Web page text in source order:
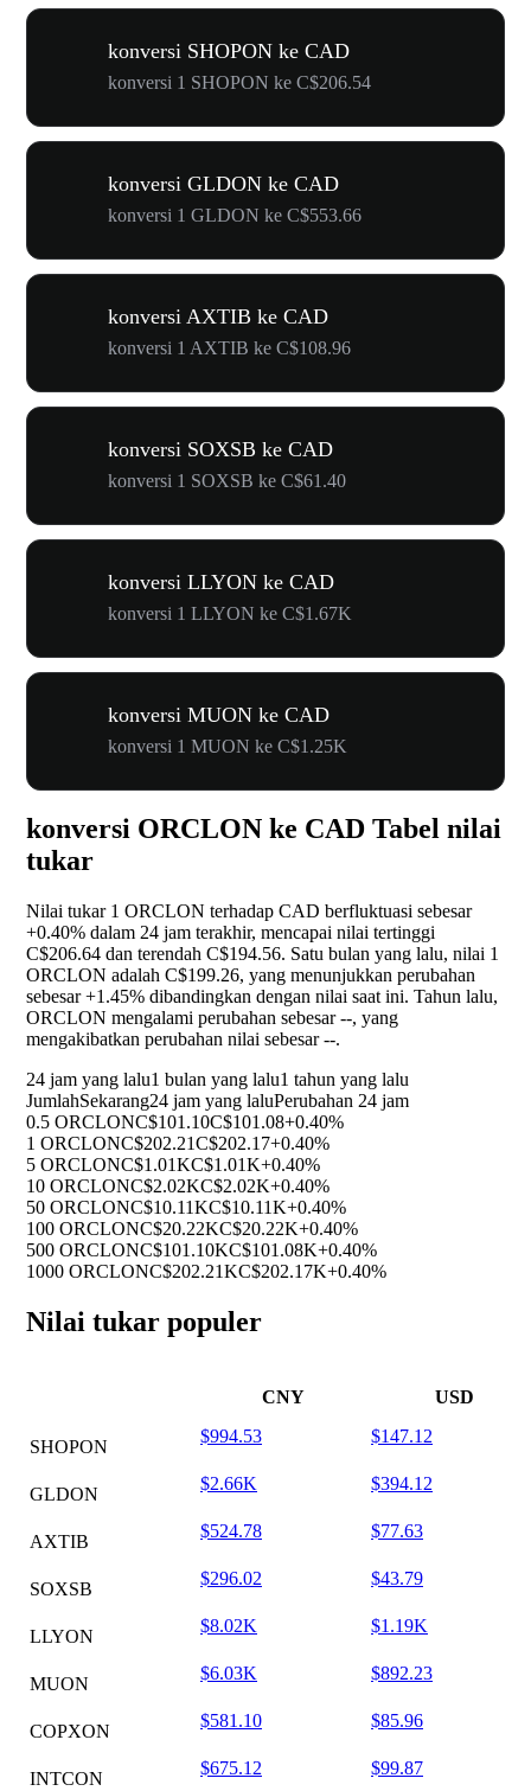
konversi SHOPON ke CAD
konversi 1 SHOPON ke C$206.54
konversi GLDON ke CAD
konversi 1 GLDON ke C$553.66
konversi AXTIB ke CAD
konversi 1 AXTIB ke C$108.96
konversi SOXSB ke CAD
konversi 1 SOXSB ke C$61.40
konversi LLYON ke CAD
konversi 1 LLYON ke C$1.67K
konversi MUON ke CAD
konversi 1 MUON ke C$1.25K
konversi ORCLON ke CAD Tabel nilai
tukar
Nilai tukar 1 ORCLON terhadap CAD berfluktuasi sebesar
+0.40% dalam 24 jam terakhir, mencapai nilai tertinggi
C$206.64 dan terendah C$194.56. Satu bulan yang lalu, nilai 1
ORCLON adalah C$199.26, yang menunjukkan perubahan
sebesar+1.45% dibandingkan dengan nilai saat ini. Tahun lalu,
ORCLON mengalami perubahan sebesar--, yang
mengakibatkan perubahan nilai sebesar--.
24 jam yang lalu1 bulan yang lalu1 tahun yang lalu
JumlahSekarang24 jam yang laluPerubahan 24 jam
0.5 ORCLONC$101.10C$101.08+0.40%
1 ORCLONC$202.21C$202.17+0.40%
5 ORCLONC$1.01KC$1.01K+0.40%
10 ORCLONC$2.02KC$2.02K+0.40%
50 ORCLONC$10.11KC$10.11K+0.40%
100 ORCLONC$20.22KC$20.22K+0.40%
500 ORCLONC$101.10KC$101.08K+0.40%
1000 ORCLONC$202.21KC$202.17K+0.40%
Nilai tukar populer
CNY USD
SHOPON
$994.53 $147.12
GLDON
$2.66K $394.12
AXTIB
$524.78 $77.63
SOXSB
$296.02 $43.79
LLYON
$8.02K $1.19K
MUON
$6.03K $892.23
COPXON
$581.10 $85.96
INTCON
$675.12 $99.87